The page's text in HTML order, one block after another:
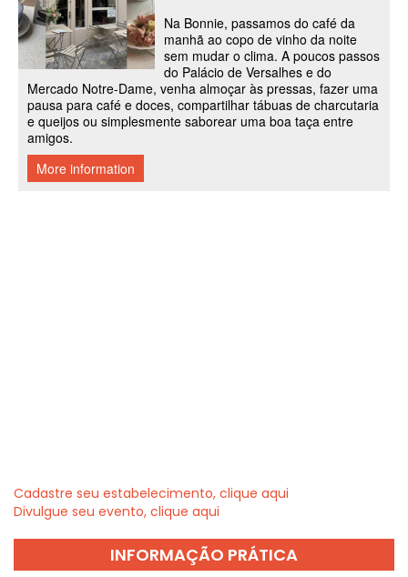
Cadastre seu estabelecimento, clique aqui
Divulgue seu evento, clique aqui
INFORMAÇÃO PRÁTICA